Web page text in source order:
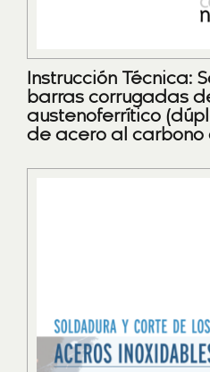
Instrucción Técnica:
barras corrugadas
austenoferrítico
de acero al carbono